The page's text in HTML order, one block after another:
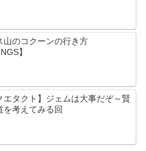
山のコクーンの行き方
】
エタクト】ジェムは大事だぞ～賢
を考えてみる回